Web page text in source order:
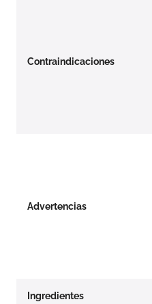
Contraindicaciones
Advertencias
Ingredientes